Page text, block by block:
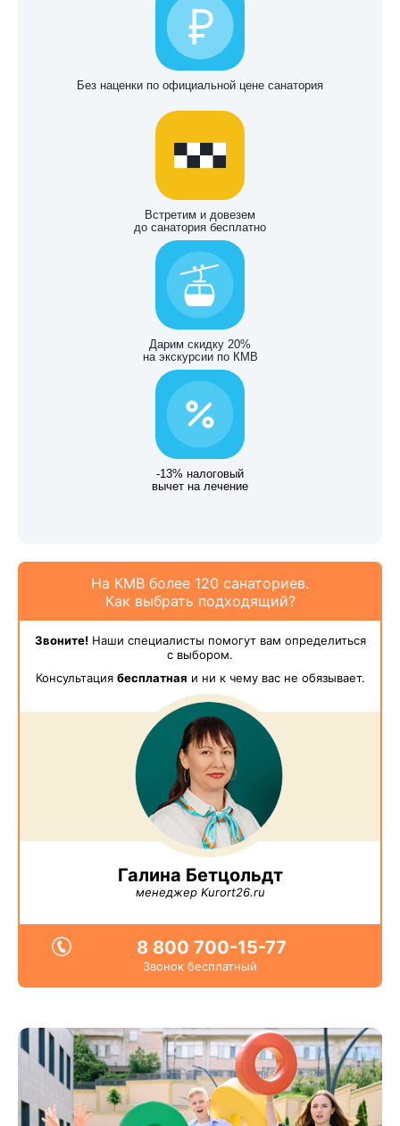
Без наценки по официальной цене санатория
Встретим и довезем
до санатория бесплатно
Дарим скидку 20%
на экскурсии по КМВ
-13% налоговый
вычет на лечение
На КМВ более 120 санаториев.
Как выбрать подходящий?
Звоните!Наши специалисты помогут вам определиться
с выбором.
Консультация бесплатная и ни к чему вас не обязывает.
Галина Бетцольдт
менеджер Kurort26.ru
8 800 700-15-77
Звонок бесплатный